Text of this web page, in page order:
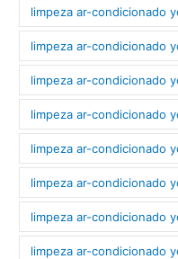
limpeza ar-condicionado
limpeza ar-condicionado
limpeza ar-condicionado
limpeza ar-condicionado
limpeza ar-condicionado
limpeza ar-condicionado
limpeza ar-condicionado
limpeza ar-condicionado